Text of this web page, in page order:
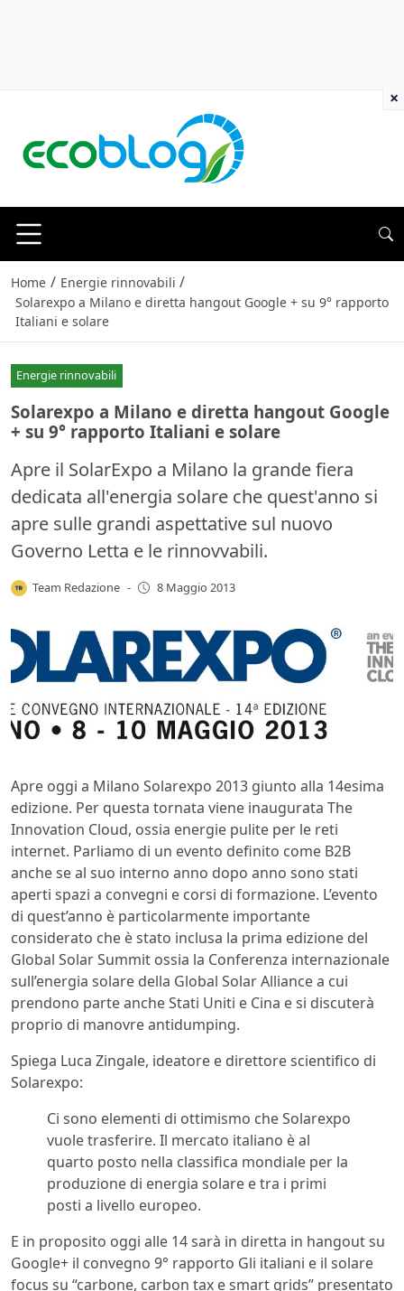
Home / Energie rinnovabili /
Solarexpo a Milano e diretta hangout Google + su 9° rapporto
Italiani e solare
Energie rinnovabili
Solarexpo a Milano e diretta hangout Google
+ su 9° rapporto Italiani e solare
Apre il SolarExpo a Milano la grande fiera
dedicata all'energia solare che quest'anno si
apre sulle grandi aspettative sul nuovo
Governo Letta e le rinnovvabili.
Team Redazione - 8 Maggio 2013
Apre oggi a Milano Solarexpo 2013 giunto alla 14esima
edizione. Per questa tornata viene inaugurata The
Innovation Cloud, ossia energie pulite per le reti
internet. Parliamo di un evento definito come B2B
anche se al suo interno anno dopo anno sono stati
aperti spazi a convegni e corsi di formazione. L’evento
di quest’anno è particolarmente importante
considerato che è stato inclusa la prima edizione del
Global Solar Summit ossia la Conferenza internazionale
sull’energia solare della Global Solar Alliance a cui
prendono parte anche Stati Uniti e Cina e si discuterà
proprio di manovre antidumping.
Spiega Luca Zingale, ideatore e direttore scientifico di
Solarexpo:
Ci sono elementi di ottimismo che Solarexpo
vuole trasferire. Il mercato italiano è al
quarto posto nella classifica mondiale per la
produzione di energia solare e tra i primi
posti a livello europeo.
E in proposito oggi alle 14 sarà in diretta in hangout su
Google+ il convegno 9° rapporto Gli italiani e il solare
focus su “carbone, carbon tax e smart grids” presentato
×